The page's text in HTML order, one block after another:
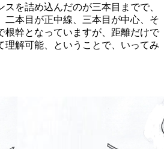
を詰め込んだのが三本目までで、
二本目が正中線、三本目が中心、そ
根幹となっていますが、距離だけで
理解可能、ということで、いってみ